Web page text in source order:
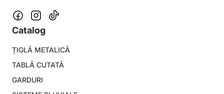
Catalog
Footer
menu
ȚIGLĂ METALICĂ
TABLĂ CUTATĂ
GARDURI